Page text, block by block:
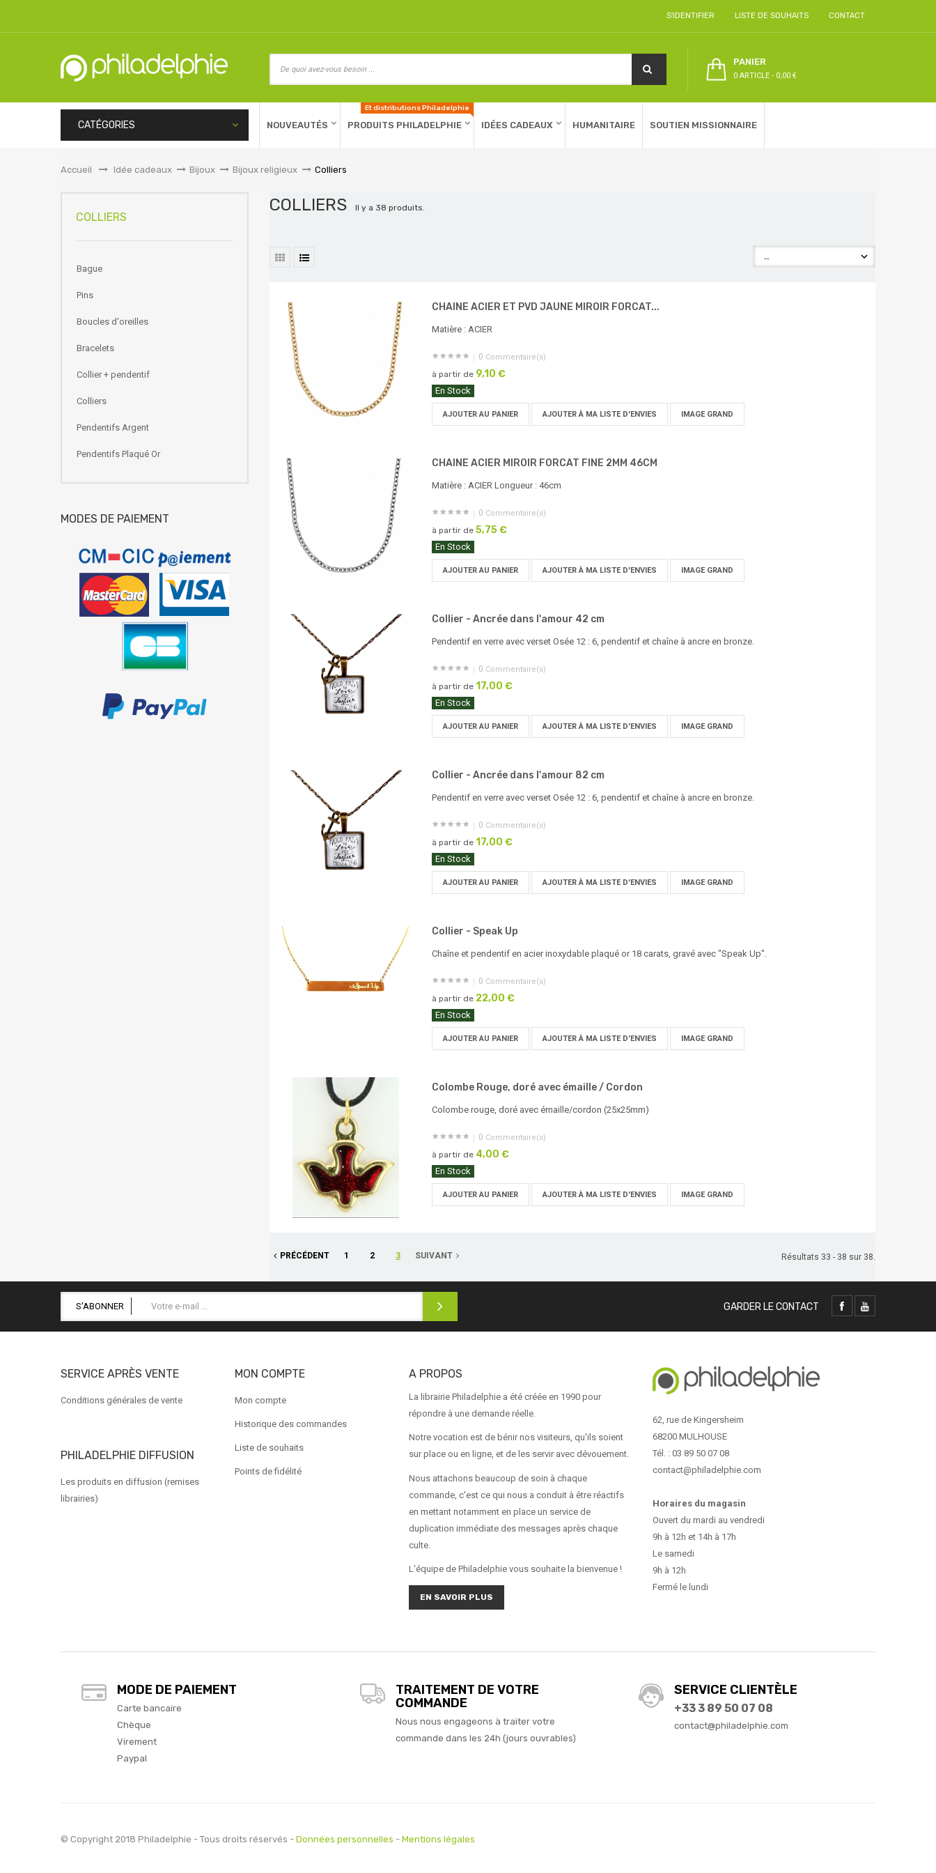
S'IDENTIFIER LISTE DE SOUHAITS CONTACT
PANIER
0 ARTICLE - 0,00 €
CATÉGORIES NOUVEAUTÉS PRODUITS PHILADELPHIE
Et distributions Philadelphie
IDÉES CADEAUX HUMANITAIRE SOUTIEN MISSIONNAIRE
Accueil &gt;Idée cadeaux > Bijoux > Bijoux religieux > Colliers
COLLIERS
Bague
Pins
Boucles d'oreilles
Bracelets
Collier + pendentif
Colliers
Pendentifs Argent
Pendentifs Plaqué Or
MODES DE PAIEMENT
COLLIERS Il y a 38 produits.
CHAINE ACIER ET PVD JAUNE MIROIR FORCAT...
Matière : ACIER
0 Commentaire(s)
à partir de 9,10 €
En Stock
AJOUTER AU PANIER AJOUTER À MA LISTE D'ENVIES IMAGE GRAND
CHAINE ACIER MIROIR FORCAT FINE 2MM 46CM
Matière : ACIER Longueur : 46cm
0 Commentaire(s)
à partir de 5,75 €
En Stock
AJOUTER AU PANIER AJOUTER À MA LISTE D'ENVIES IMAGE GRAND
Collier - Ancrée dans l'amour 42 cm
Pendentif en verre avec verset Osée 12 : 6, pendentif et chaîne à ancre en bronze.
0 Commentaire(s)
à partir de 17,00 €
En Stock
AJOUTER AU PANIER AJOUTER À MA LISTE D'ENVIES IMAGE GRAND
Collier - Ancrée dans l'amour 82 cm
Pendentif en verre avec verset Osée 12 : 6, pendentif et chaîne à ancre en bronze.
0 Commentaire(s)
à partir de 17,00 €
En Stock
AJOUTER AU PANIER AJOUTER À MA LISTE D'ENVIES IMAGE GRAND
Collier - Speak Up
Chaîne et pendentif en acier inoxydable plaqué or 18 carats, gravé avec "Speak Up".
0 Commentaire(s)
à partir de 22,00 €
En Stock
AJOUTER AU PANIER AJOUTER À MA LISTE D'ENVIES IMAGE GRAND
Colombe Rouge, doré avec émaille / Cordon
Colombe rouge, doré avec émaille/cordon (25x25mm)
0 Commentaire(s)
à partir de 4,00 €
En Stock
AJOUTER AU PANIER AJOUTER À MA LISTE D'ENVIES IMAGE GRAND
PRÉCÉDENT 1 2 3 SUIVANT Résultats 33 - 38 sur 38.
S'ABONNER GARDER LE CONTACT
SERVICE APRÈS VENTE
Conditions générales de vente
PHILADELPHIE DIFFUSION
Les produits en diffusion (remises
librairies)
MON COMPTE
Mon compte
Historique des commandes
Liste de souhaits
Points de fidélité
A PROPOS
La librairie Philadelphie a été créée en 1990 pour
répondre à une demande réelle.
Notre vocation est de bénir nos visiteurs, qu'ils soient
sur place ou en ligne, et de les servir avec dévouement.
Nous attachons beaucoup de soin à chaque
commande, c'est ce qui nous a conduit à être réactifs
en mettant notamment en place un service de
duplication immédiate des messages après chaque
culte.
L'équipe de Philadelphie vous souhaite la bienvenue !
EN SAVOIR PLUS
62, rue de Kingersheim
68200 MULHOUSE
Tél. : 03 89 50 07 08
contact@philadelphie.com
Horaires du magasin
Ouvert du mardi au vendredi
9h à 12h et 14h à 17h
Le samedi
9h à 12h
Fermé le lundi
MODE DE PAIEMENT
Carte bancaire
Chèque
Virement
Paypal
TRAITEMENT DE VOTRE
COMMANDE
Nous nous engageons à traiter votre
commande dans les 24h (jours ouvrables)
SERVICE CLIENTÈLE
+33 3 89 50 07 08
contact@philadelphie.com
© Copyright 2018 Philadelphie - Tous droits réservés - Données personnelles - Mentions légales